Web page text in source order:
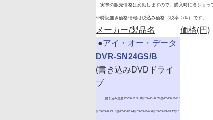
実際の販売価格は変動しますので、購入時に各ショッ
※特記無き価格情報は税込み価格（税率=5％）です。
メーカー/製品名 価格(円)
●アイ・オー・データ
DVR-SN24GS/B
(書き込みDVDドライ
ブ
,書き込み速度:DVD+R DL 8倍/DVD+R 24倍/DVD+RW 8
倍/DVD-R DL 8倍/DVD-R 24倍/DVD-RW 6倍/DVD-RAM 12倍/